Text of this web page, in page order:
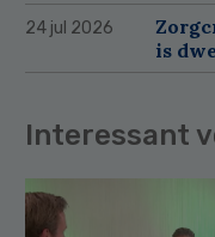
24 jul 2026
is
Interessant